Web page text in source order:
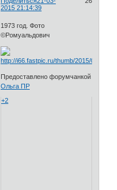
2015 21:14:39
1973 год. Фото
©Ромуальдович
Предоставлено форумчанкой
Ольга ПР
+2